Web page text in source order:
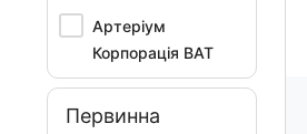
Артеріум
Корпорація ВАТ
Первинна